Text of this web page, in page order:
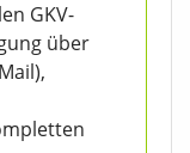
GKV-
über